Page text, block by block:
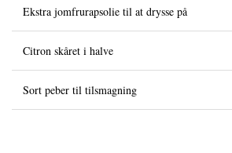
Ekstra jomfrurapsolie til at drysse på
Citron skåret i halve
Sort peber til tilsmagning